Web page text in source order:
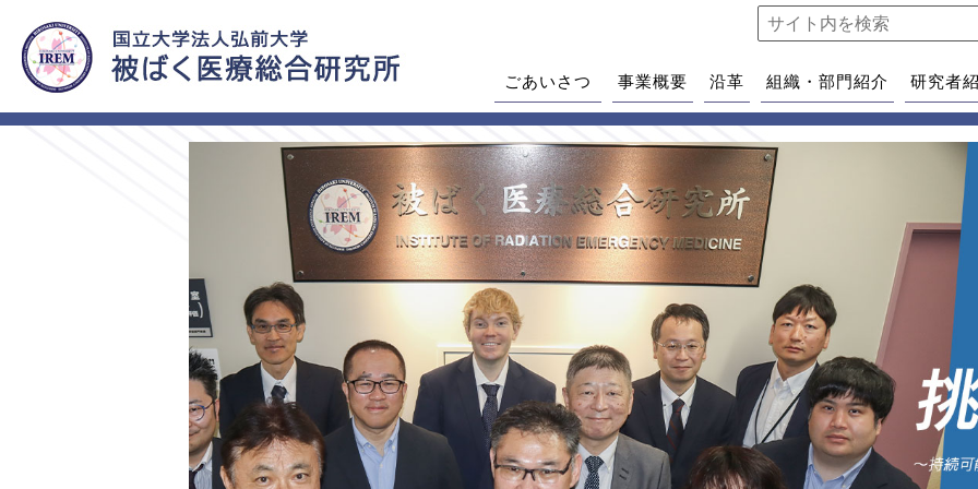
ごあいさつ 事業概要 沿革 組織・部門紹介 研究者